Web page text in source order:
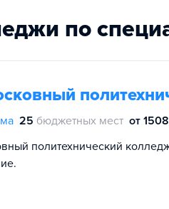
по
25 бюджетных мест от
политехнический